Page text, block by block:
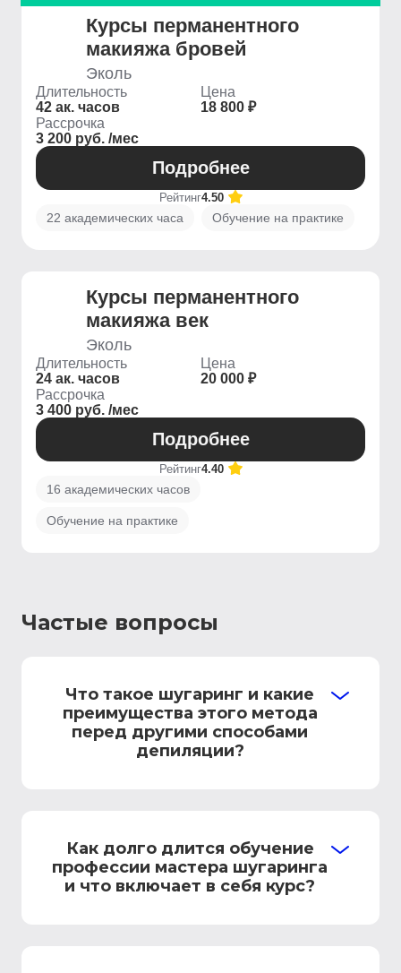
Курсы перманентного
макияжа бровей
Эколь
Длительность
42 ак. часов
Цена
18 800 ₽
Рассрочка
3 200 руб. /мес
Подробнее
Рейтинг4.50
22 академических часа Обучение на практике
Курсы перманентного
макияжа век
Эколь
Длительность
24 ак. часов
Цена
20 000 ₽
Рассрочка
3 400 руб. /мес
Подробнее
Рейтинг4.40
16 академических часов
Обучение на практике
Частые вопросы
Что такое шугаринг и какие
преимущества этого метода
перед другими способами
депиляции?
Как долго длится обучение
профессии мастера шугаринга
и что включает в себя курс?